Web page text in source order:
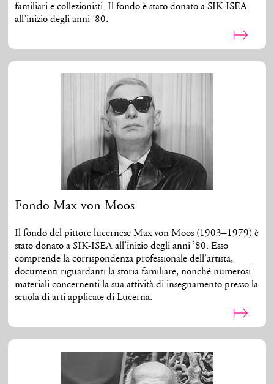
familiari e collezionisti. Il fondo è stato donato a SIK-ISEA
all’inizio degli anni ’80.
Fondo Max von Moos
Il fondo del pittore lucernese Max von Moos (1903–1979) è
stato donato a SIK-ISEA all’inizio degli anni ’80. Esso
comprende la corrispondenza professionale dell’artista,
documenti riguardanti la storia familiare, nonché numerosi
materiali concernenti la sua attività di insegnamento presso la
scuola di arti applicate di Lucerna.